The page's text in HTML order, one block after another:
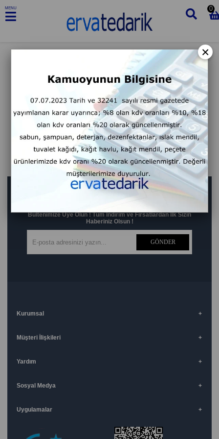
MENU 0
BIZDEN HABERLER
Bültenimize Üye Olun ! Tüm İndirim ve Fırsatlardan İlk Sizin
Haberiniz Olsun !
GÖNDER
Kurumsal
Müşteri İlişkileri
Yardım
Sosyal Medya
Uygulamalar
×